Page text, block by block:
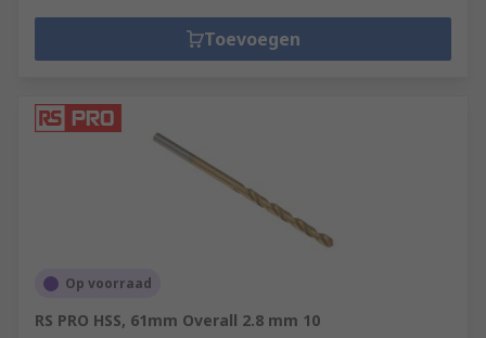
Toevoegen
Op voorraad
RS PRO HSS, 61mm Overall 2.8 mm 10